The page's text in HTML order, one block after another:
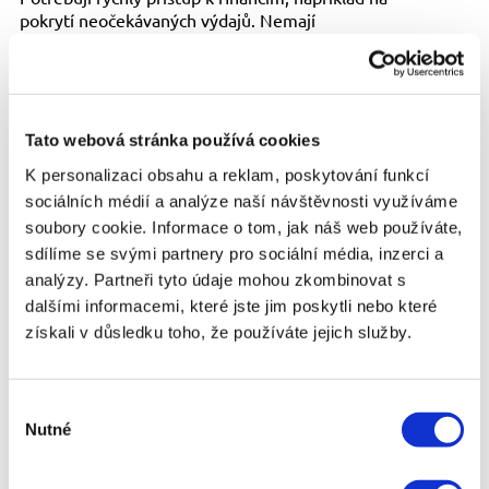
Tato webová stránka používá cookies
K personalizaci obsahu a reklam, poskytování funkcí
sociálních médií a analýze naší návštěvnosti využíváme
soubory cookie. Informace o tom, jak náš web používáte,
sdílíme se svými partnery pro sociální média, inzerci a
analýzy. Partneři tyto údaje mohou zkombinovat s
dalšími informacemi, které jste jim poskytli nebo které
získali v důsledku toho, že používáte jejich služby.
souhlasu
Nutné
pokrytí neočekávaných výdajů. Nemají
bankovní úvěr. Jednou z největších výhod půjček
pro každého je jejich dostupnost. Lidé, kteří by u
nebankovních poskytovatelů uspět. Tento typ
žádosti a schváleníbývá velmi rychlý a peníze
mohou být převedeny na účet žadatele ještě
tentýž den. Další výhodou je flexibilita, protože
mnoho nebankovních společností umožňuje
individuálně přizpůsobit délku splatnosti a výši
splátek podle finančních možností žadatele.
Na druhou stranu, půjčky pro každého mají i své
a RPSN (roční procentní sazba nákladů).
spojené s poskytováním půjček lidem s horší
úvěrovou historií nebo nižší bonitou. Vysoké úroky